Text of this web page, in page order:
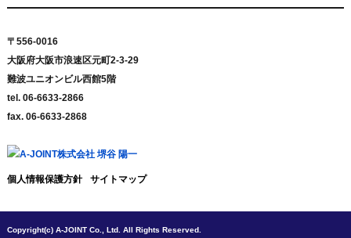
〒556-0016
大阪府大阪市浪速区元町2-3-29
難波ユニオンビル西館5階
tel. 06-6633-2866
fax. 06-6633-2868
個人情報保護方針 サイトマップ
Copyright(c) A-JOINT Co., Ltd. All Rights Reserved.